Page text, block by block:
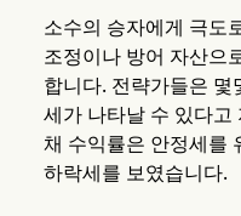
소수의 승자에게 극도
조정이나 방어 자산으
합니다. 전략가들은
세가 나타날 수 있다고
채 수익률은 안정세를
하락세를 보였습니다.